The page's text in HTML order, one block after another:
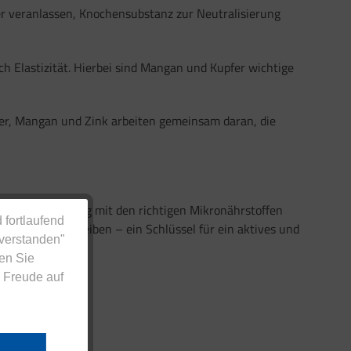
fortlaufend
Sie
auf
Knochensubstanz zur Neutralisierung
Elastizität. Hierbei sind Mangan und Kupfer wichtige
Mangan und Zink arbeiten gemeinsam daran, die
Ernährung mit den richtigen Mikronährstoffen
bleiben – ein Schlüssel für ein aktives und
können.